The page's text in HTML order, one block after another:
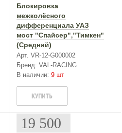
Блокировка
межколёcного
дифференциала УАЗ
мост "Спайсер","Тимкен"
(Средний)
Арт. VR-12-G000002
Бренд: VAL-RACING
В наличии: 9 шт
КУПИТЬ
19 500